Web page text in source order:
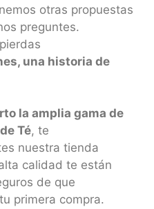
otras propuestas
preguntes.
una historia de
la amplia gama de
Té, te
nuestra tienda
calidad te están
de que
primera compra.